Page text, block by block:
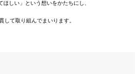
ほしい」という想いをかたちにし、
して取り組んでまいります。